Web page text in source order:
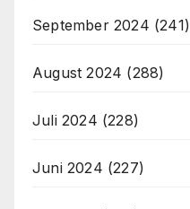
September 2024 (241)
August 2024 (288)
Juli 2024 (228)
Juni 2024 (227)